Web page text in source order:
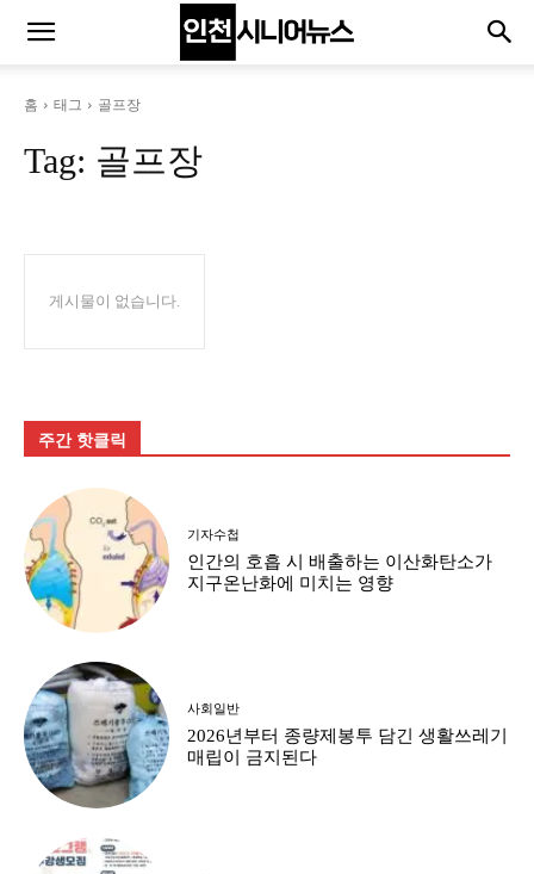
홈 태그 골프장
Tag: 골프장
게시물이 없습니다.
주간 핫클릭
기자수첩
인간의 호흡 시 배출하는 이산화탄소가
지구온난화에 미치는 영향
사회일반
2026년부터 종량제봉투 담긴 생활쓰레기
매립이 금지된다